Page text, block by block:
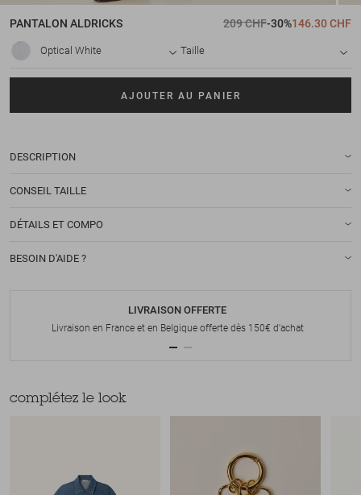
PANTALON ALDRICKS 209 CHF-30%146.30 CHF
Optical White Taille
AJOUTER AU PANIER
DESCRIPTION
CONSEIL TAILLE
DÉTAILS ET COMPO
BESOIN D'AIDE ?
LIVRAISON OFFERTE
Livraison en France et en Belgique offerte dès 150€ d'achat
complétez le look